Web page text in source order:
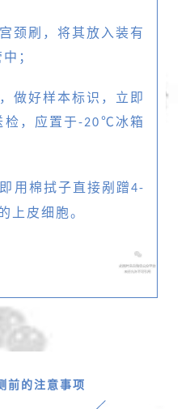
颈刷，将其放入装有
；
做好样本标识，立即
检，应置于-20℃冰箱
用棉拭子直接剐蹭4-
上皮细胞。
前的注意事项